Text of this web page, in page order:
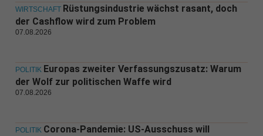
WIRTSCHAFT Rüstungsindustrie wächst rasant, doch
der Cashflow wird zum Problem
07.08.2026
POLITIK Europas zweiter Verfassungszusatz: Warum
der Wolf zur politischen Waffe wird
07.08.2026
POLITIK Corona-Pandemie: US-Ausschuss will